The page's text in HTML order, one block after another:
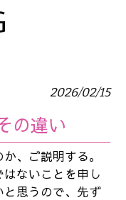
2026/02/15
の違い
、ご説明する。
ないことを申し
と思うので、先ず